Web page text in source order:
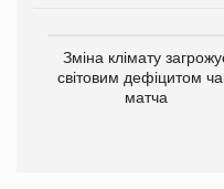
Зміна клімату
світовим дефіцитом
матча